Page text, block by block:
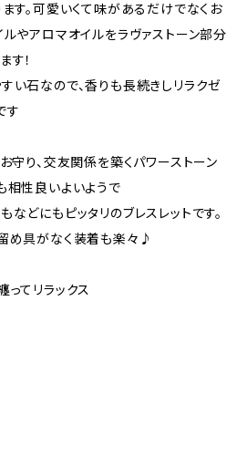
す。可愛いくて味があるだけでなくお
やアロマオイルをラヴァストーン部分
す！
い石なので、香りも長続きしリラクゼ
す
守り、交友関係を築くパワーストーン
相性良いよいようで
どにもピッタリのブレスレットです。
め具がなく装着も楽々♪
てリラックス